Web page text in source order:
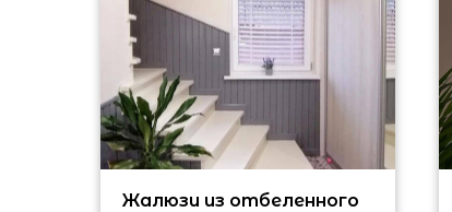
Жалюзи из отбеленного